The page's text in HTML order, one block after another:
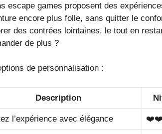
escape games proposent des
encore plus folle, sans quitter le
des contrées lointaines, le tout en
de plus ?
de personnalisation :
Description
l’expérience avec élégance